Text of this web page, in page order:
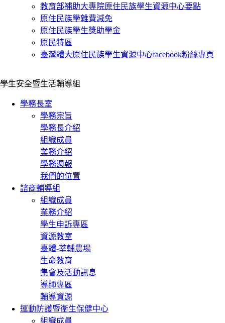
教育部補助大專院原住民族學生資源中心要點
原住民族學雜費減免
原住民族學生獎助學金
原民特區
臺灣體大原住民族學生資源中心facebook粉絲專頁
學生安全暨生活輔導組
學務長室
學務宗旨
學務長介紹
組織成員
業務介紹
學務週報
我們的位置
諮商輔導組
組織成員
業務介紹
學生申訴專區
資源教室
臺體-莘輔農場
生命教育
集會及活動訊息
導師專區
輔導資源
運動防護暨衛生保健中心
組織成員